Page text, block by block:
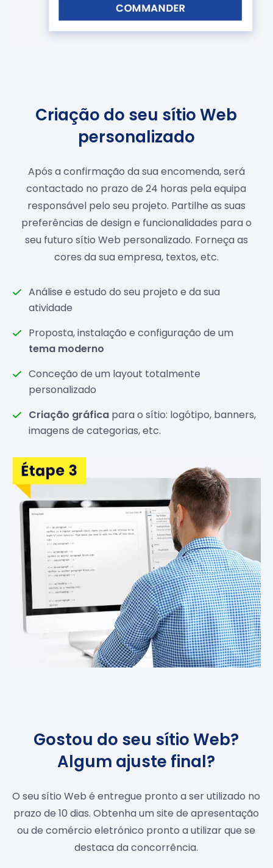
Criação do seu sítio Web
personalizado
Após a confirmação da sua encomenda, será
contactado no prazo de 24 horas pela equipa
responsável pelo seu projeto. Partilhe as suas
preferências de design e funcionalidades para o
seu futuro sítio Web personalizado. Forneça as
cores da sua empresa, textos, etc.
Análise e estudo do seu projeto e da sua
atividade
Proposta, instalação e configuração de um
tema moderno
Conceção de um layout totalmente
personalizado
Criação gráfica para o sítio: logótipo, banners,
imagens de categorias, etc.
Gostou do seu sítio Web?
Algum ajuste final?
O seu sítio Web é entregue pronto a ser utilizado no
prazo de 10 dias. Obtenha um site de apresentação
ou de comércio eletrónico pronto a utilizar que se
destaca da concorrência.